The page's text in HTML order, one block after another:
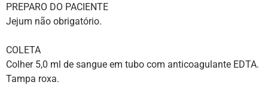
PREPARO DO PACIENTE
Jejum não obrigatório.
COLETA
Colher 5,0 ml de sangue em tubo com anticoagulante EDTA.
Tampa roxa.